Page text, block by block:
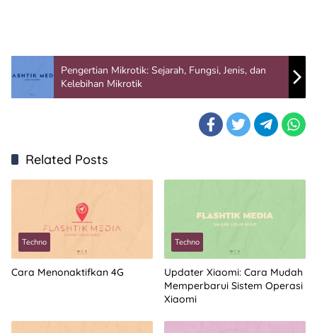
Pengertian Mikrotik: Sejarah, Fungsi, Jenis, dan
Kelebihan Mikrotik
Related Posts
Techno
Cara Menonaktifkan 4G
Techno
Updater Xiaomi: Cara Mudah
Memperbarui Sistem Operasi
Xiaomi